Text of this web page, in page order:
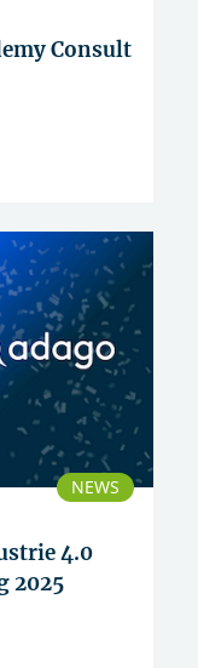
Consult
NEWS
4.0
2025